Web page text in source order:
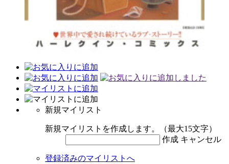
新規マイリスト
新規マイリストを作成します。（最大15文字）
作成 キャンセル
登録済みのマイリストへ